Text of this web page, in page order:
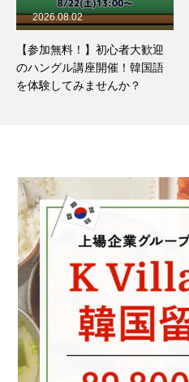
祝！立川校開校3周年！｜お食
事会イベントレポ大公開
2026.07.28